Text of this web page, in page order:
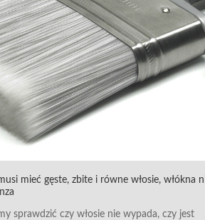
mieć gęste, zbite i równe włosie,
sprawdzić czy włosie nie wypada, czy jest